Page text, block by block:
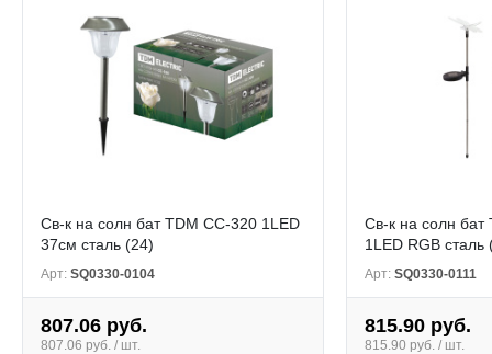
Св-к на солн бат TDM СС-320 1LED
37см сталь (24)
Арт: SQ0330-0104
807.06 руб.
807.06 руб. / шт.
Св-к на солн бат
1LED RGB сталь
Арт: SQ0330-0111
815.90 руб.
815.90 руб. / шт.